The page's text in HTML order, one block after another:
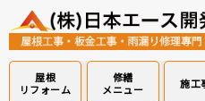
屋根
リフォーム
修繕
メニュー
施工